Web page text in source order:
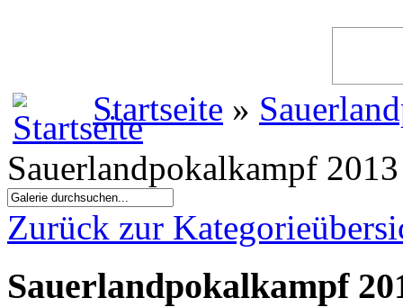
Startseite »
Sauerlandpokalkampf
Zurück zur
Sauerlandpokalkampf